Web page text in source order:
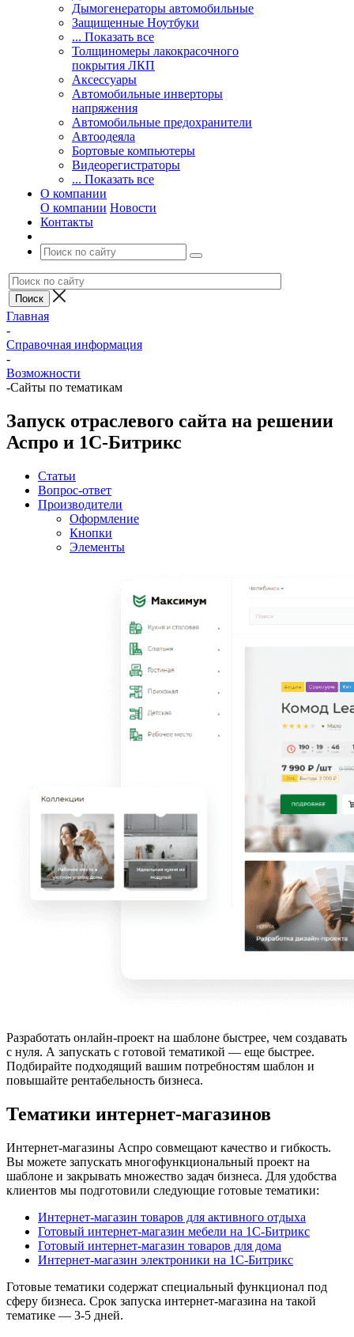
Дымогенераторы автомобильные
Защищенные Ноутбуки
... Показать все
Толщиномеры лакокрасочного
покрытия ЛКП
Аксессуары
Автомобильные инверторы
напряжения
Автомобильные предохранители
Автоодеяла
Бортовые компьютеры
Видеорегистраторы
... Показать все
О компании
О компании Новости
Контакты
Главная
-
Справочная информация
-
Возможности
-Сайты по тематикам
Запуск отраслевого сайта на решении
Аспро и 1С-Битрикс
Статьи
Вопрос-ответ
Производители
Оформление
Кнопки
Элементы
Разработать онлайн-проект на шаблоне быстрее, чем создавать
с нуля. А запускать с готовой тематикой — еще быстрее.
Подбирайте подходящий вашим потребностям шаблон и
повышайте рентабельность бизнеса.
Тематики интернет-магазинов
Интернет-магазины Аспро совмещают качество и гибкость.
Вы можете запускать многофункциональный проект на
шаблоне и закрывать множество задач бизнеса. Для удобства
клиентов мы подготовили следующие готовые тематики:
Интернет-магазин товаров для активного отдыха
Готовый интернет-магазин мебели на 1С-Битрикс
Готовый интернет-магазин товаров для дома
Интернет-магазин электроники на 1С-Битрикс
Готовые тематики содержат специальный функционал под
сферу бизнеса. Срок запуска интернет-магазина на такой
тематике — 3-5 дней.